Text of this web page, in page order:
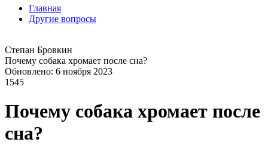
Главная
Другие вопросы
Степан Бровкин
Почему собака хромает после сна?
Обновлено: 6 ноября 2023
1545
Почему собака хромает после
сна?